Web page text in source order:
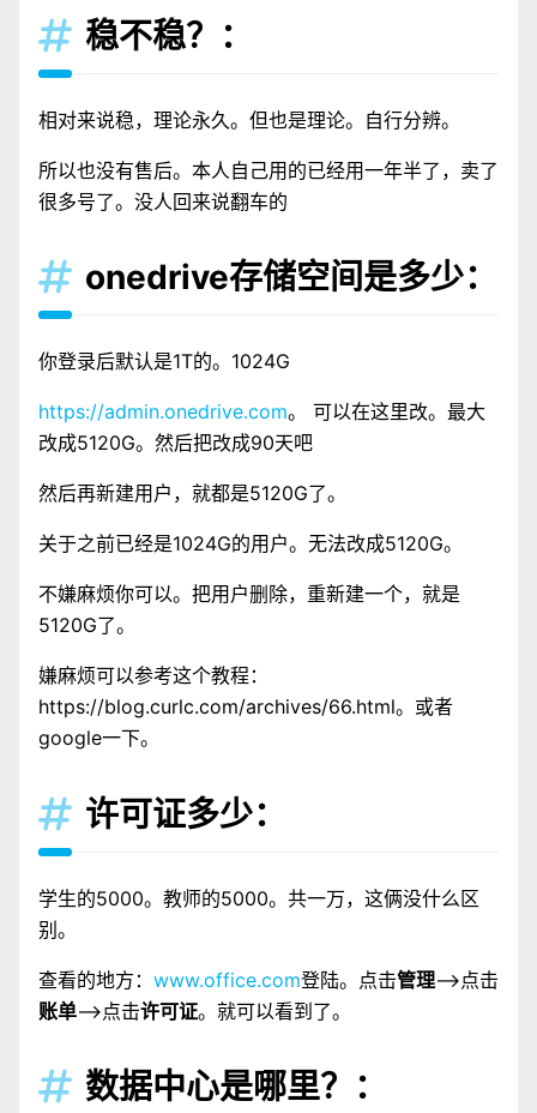
 稳不稳？：
相对来说稳，理论永久。但也是理论。自行分辨。
所以也没有售后。本人自己用的已经用一年半了，卖了
很多号了。没人回来说翻车的
 onedrive存储空间是多少：
你登录后默认是1T的。1024G
https://admin.onedrive.com。 可以在这里改。最大
改成5120G。然后把改成90天吧
然后再新建用户，就都是5120G了。
关于之前已经是1024G的用户。无法改成5120G。
不嫌麻烦你可以。把用户删除，重新建一个，就是
5120G了。
嫌麻烦可以参考这个教程：
https://blog.curlc.com/archives/66.html。或者
google一下。
 许可证多少：
学生的5000。教师的5000。共一万，这俩没什么区
别。
查看的地方： www.office.com登陆。点击管理——>点击
账单——>点击许可证。就可以看到了。
 数据中心是哪里？：